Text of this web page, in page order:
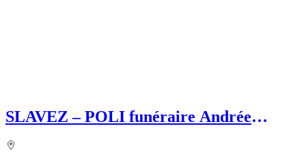
SLAVEZ – POLI funéraire Andrée